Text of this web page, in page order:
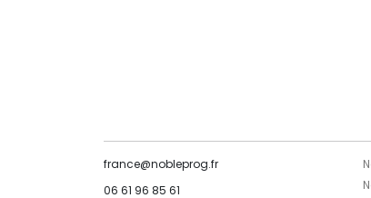
france@nobleprog.fr
06 61 96 85 61